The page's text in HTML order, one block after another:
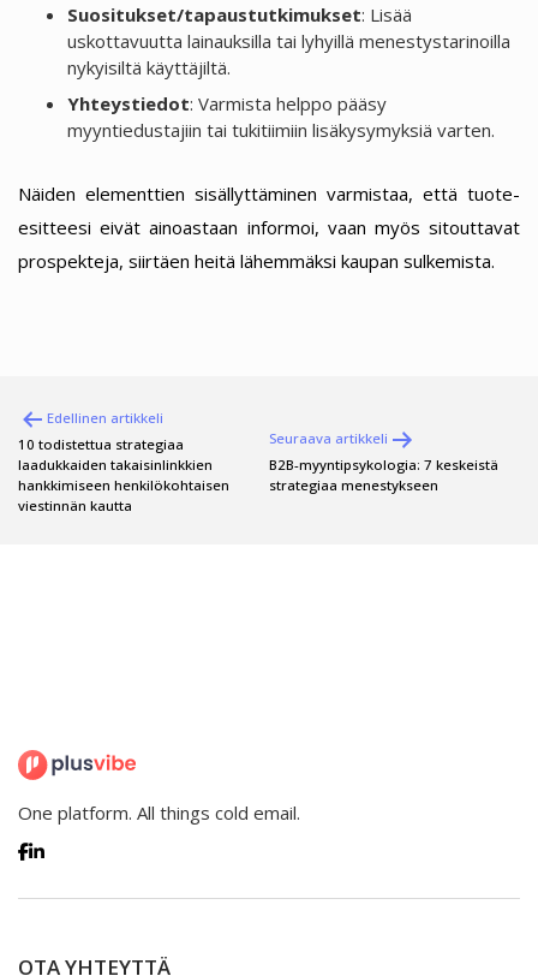
Suositukset/tapaustutkimukset: Lisää
uskottavuutta lainauksilla tai lyhyillä menestystarinoilla
nykyisiltä käyttäjiltä.
Yhteystiedot: Varmista helppo pääsy
myyntiedustajiin tai tukitiimiin lisäkysymyksiä varten.
Näiden elementtien sisällyttäminen varmistaa, että tuote-
esitteesi eivät ainoastaan informoi, vaan myös sitouttavat
prospekteja, siirtäen heitä lähemmäksi kaupan sulkemista.
Artikkelien
selaus
Edellinen artikkeli
10 todistettua strategiaa
laadukkaiden takaisinlinkkien
hankkimiseen henkilökohtaisen
viestinnän kautta
Seuraava artikkeli
B2B-myyntipsykologia: 7 keskeistä
strategiaa menestykseen
One platform. All things cold email.
OTA YHTEYTTÄ